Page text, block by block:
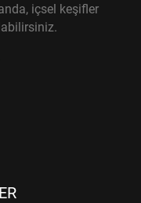
içsel keşifler